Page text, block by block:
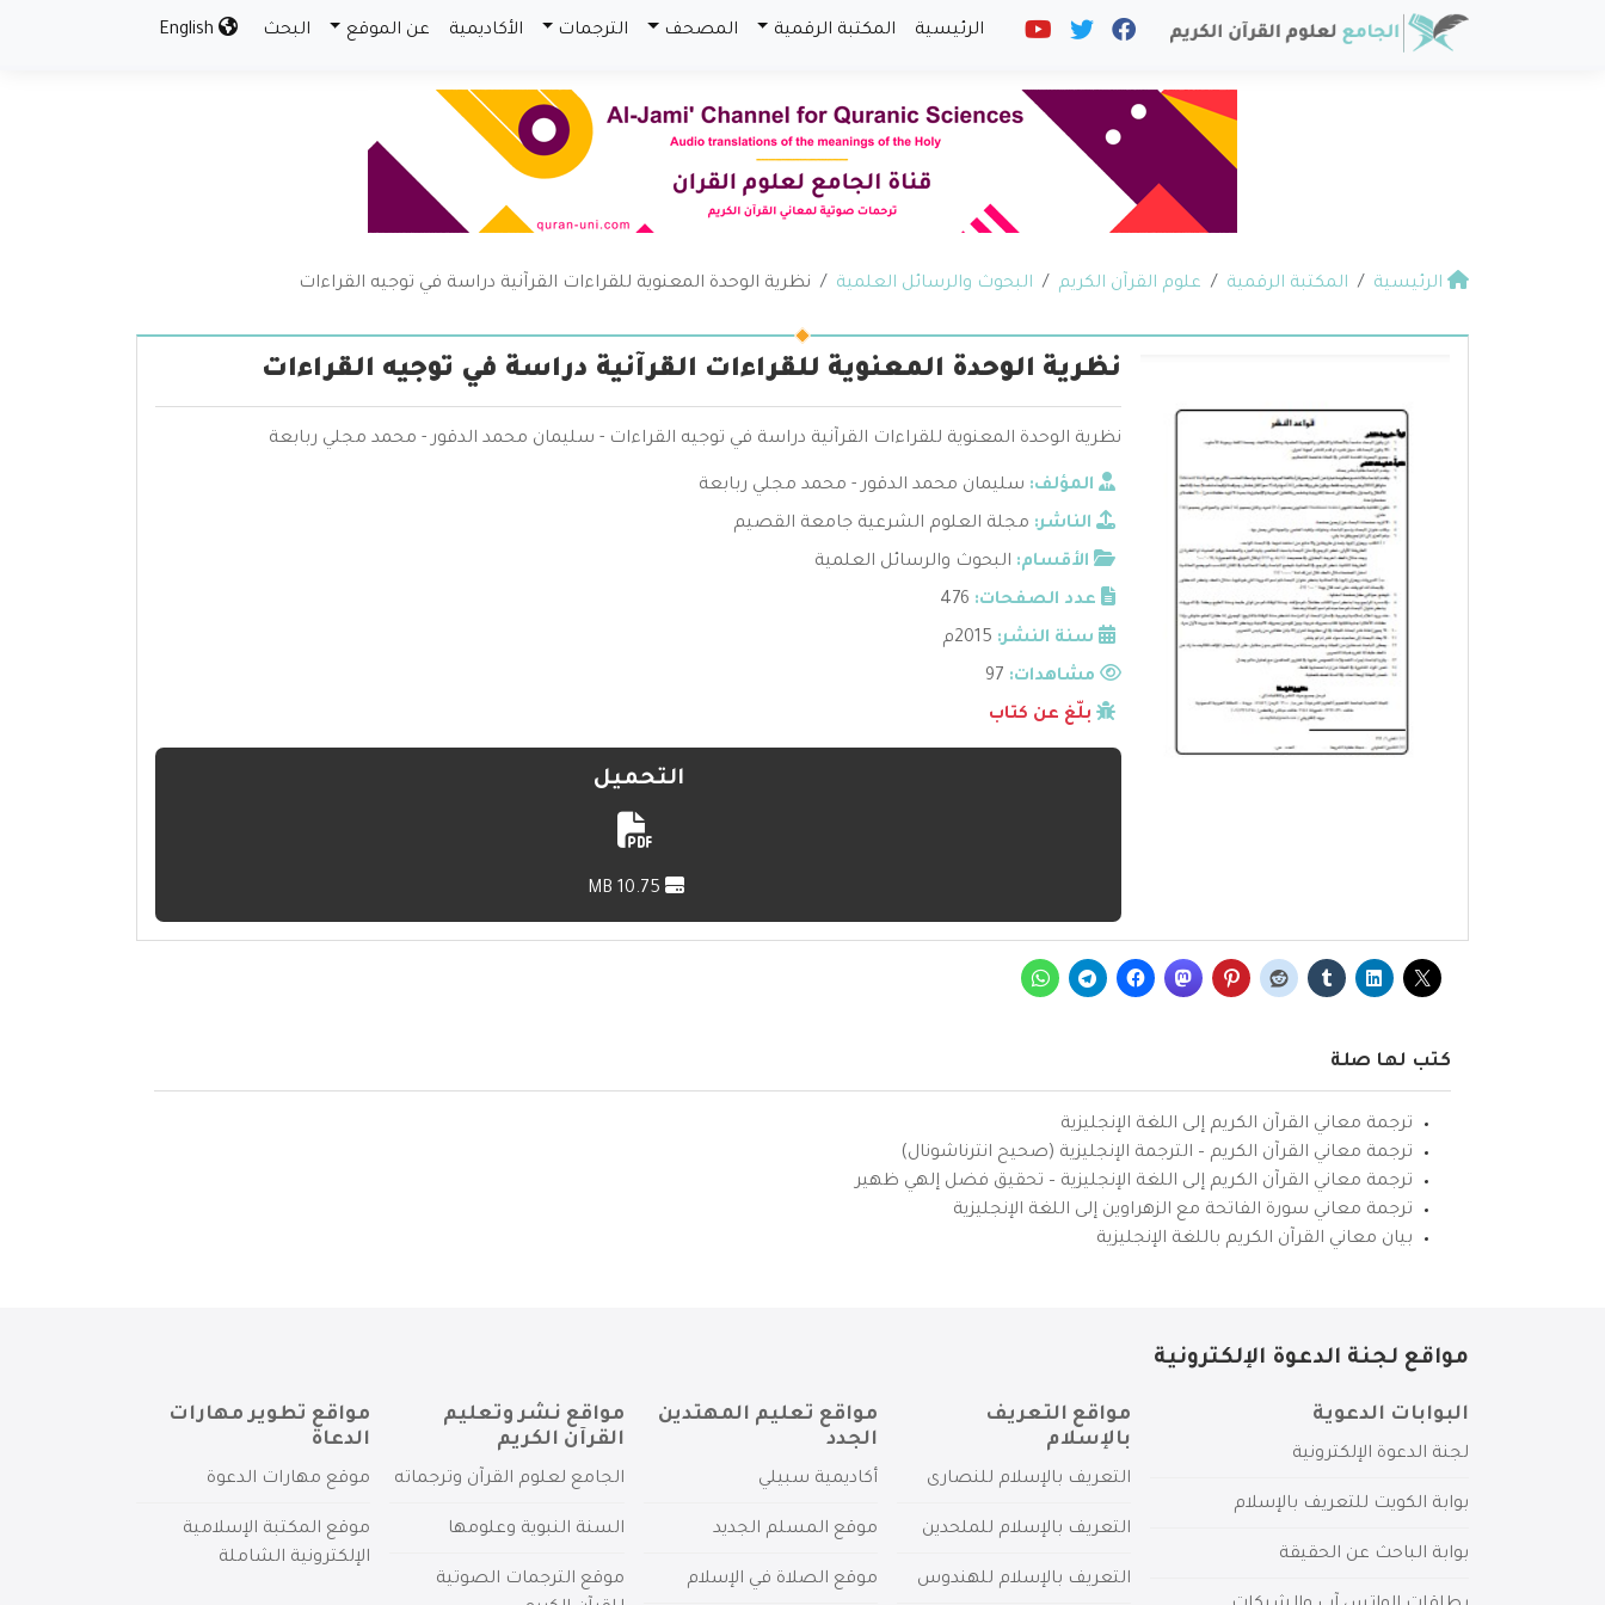
الرئيسية المكتبة الرقمية المصحف الترجمات الأكاديمية عن الموقع البحث
الرئيسية المكتبة الرقمية علوم القرآن الكريم البحوث والرسائل العلمية نظرية الوحدة المعنوية للقراءات القرآنية دراسة في توجيه القراءات
نظرية الوحدة المعنوية للقراءات القرآنية دراسة في توجيه القراءات
نظرية الوحدة المعنوية للقراءات القرآنية دراسة في توجيه القراءات - سليمان محمد الدقور - محمد مجلي ربابعة
المؤلف: سليمان محمد الدقور - محمد مجلي ربابعة
الناشر: مجلة العلوم الشرعية جامعة القصيم
الأقسام: البحوث والرسائل العلمية
عدد الصفحات: 476
سنة النشر: 2015م
مشاهدات:
بلّغ عن كتاب
التحميل
كتب لها صلة
ترجمة معاني القرآن الكريم إلى اللغة الإنجليزية
ترجمة معاني القرآن الكريم – الترجمة الإنجليزية (صحيح انترناشونال)
ترجمة معاني القرآن الكريم إلى اللغة الإنجليزية – تحقيق فضل إلهي ظهير
ترجمة معاني سورة الفاتحة مع الزهراوين إلى اللغة الإنجليزية
بيان معاني القرآن الكريم باللغة الإنجليزية
مواقع لجنة الدعوة الإلكترونية
البوابات الدعوية
لجنة الدعوة الإلكترونية
بوابة الكويت للتعريف بالإسلام
بوابة الباحث عن الحقيقة
مواقع التعريف
بالإسلام
التعريف بالإسلام للنصارى
التعريف بالإسلام للملحدين
التعريف بالإسلام للهندوس
مواقع تعليم المهتدين
الجدد
أكاديمية سبيلي
موقع المسلم الجديد
موقع الصلاة في الإسلام
مواقع نشر وتعليم
القرآن الكريم
الجامع لعلوم القرآن وترجماته
السنة النبوية وعلومها
موقع الترجمات الصوتية
مواقع تطوير مهارات
الدعاة
موقع مهارات الدعوة
موقع المكتبة الإسلامية
الإلكترونية الشاملة